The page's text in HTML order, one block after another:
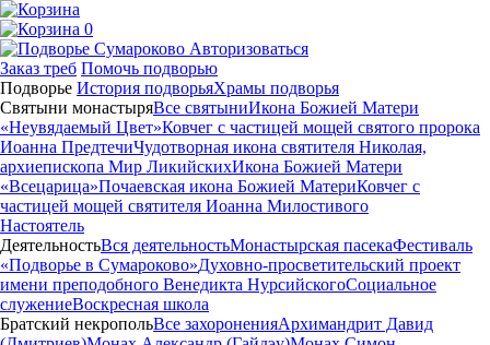
0
Авторизоваться
Заказ треб Помочь подворью
Подворье История подворьяХрамы подворья
Святыни монастыряВсе святыниИкона Божией Матери
«Неувядаемый Цвет»Ковчег с частицей мощей святого пророка
Иоанна ПредтечиЧудотворная икона святителя Николая,
архиепископа Мир ЛикийскихИкона Божией Матери
«Всецарица»Почаевская икона Божией МатериКовчег с
частицей мощей святителя Иоанна Милостивого
Настоятель
ДеятельностьВся деятельностьМонастырская пасекаФестиваль
«Подворье в Сумароково»Духовно-просветительский проект
имени преподобного Венедикта НурсийскогоСоциальное
служениеВоскресная школа
Братский некропольВсе захороненияАрхимандрит Давид